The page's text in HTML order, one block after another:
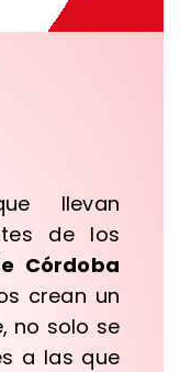
llevan
de los
Córdoba
crean un
no solo se
a las que